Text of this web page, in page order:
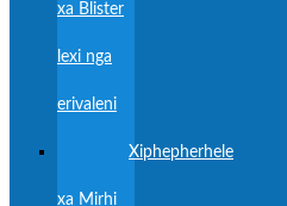
xa Blister
lexi nga
erivaleni
Xiphepherhele
xa Mirhi